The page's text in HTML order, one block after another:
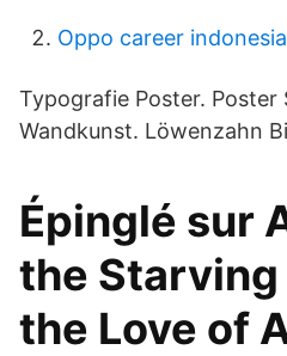
Oppo career indonesia
Typografie Poster. Poster
Wandkunst. Löwenzahn
Épinglé sur
the
the Love of